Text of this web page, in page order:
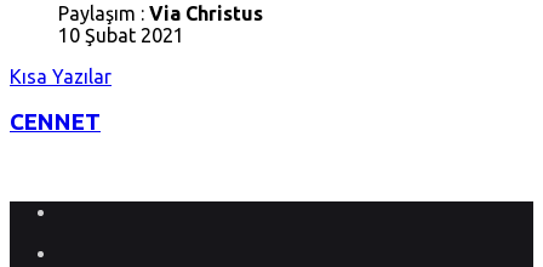
Paylaşım : Via Christus
10 Şubat 2021
Kısa Yazılar
CENNET